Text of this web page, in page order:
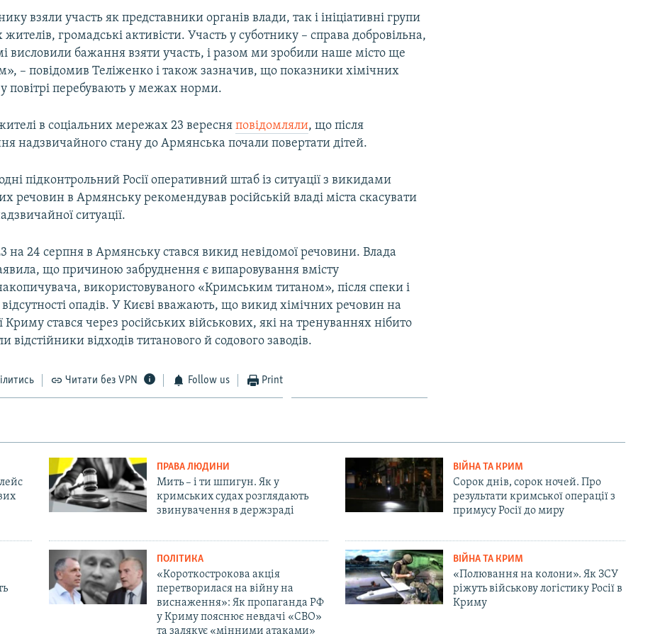
взяли участь як представники органів влади, так і ініціативні групи
жителів, громадські активісти. Участь у суботнику – справа добровільна,
висловили бажання взяти участь, і разом ми зробили наше місто ще
– повідомив Теліженко і також зазначив, що показники хімічних
повітрі перебувають у межах норми.
в соціальних мережах 23 вересняповідомляли, що після
надзвичайного стану до Армянська почали повертати дітей.
підконтрольний Росії оперативний штаб із ситуації з викидами
речовин в Армянську рекомендував російській владі міста скасувати
ситуації.
на 24 серпня в Армянську стався викид невідомої речовини. Влада
що причиною забруднення є випаровування вмісту
використовуваного «Кримським титаном», після спеки і
відсутності опадів. У Києві вважають, що викид хімічних речовин на
Криму стався через російських військових, які на тренуваннях нібито
відстійники відходів титанового й содового заводів.
Читати без VPN Follow us Print
ПРАВА ЛЮДИНИ
Мить – і ти шпигун. Як у
кримських судах розглядають
звинувачення в держзраді
ВІЙНА ТА КРИМ
Сорок днів, сорок ночей. Про
результати кримської операції з
примусу Росії до миру
ПОЛІТИКА
«Короткострокова акція
перетворилася на війну на
виснаження»: Як пропаганда РФ
у Криму пояснює невдачі «СВО»
та залякує «мінними атаками»
ВІЙНА ТА КРИМ
«Полювання на колони». Як ЗСУ
ріжуть військову логістику Росії в
Криму